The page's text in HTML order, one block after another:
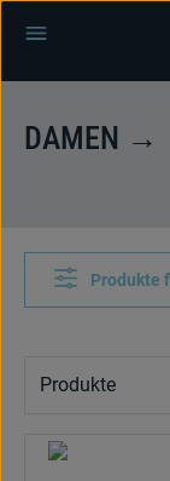
Zum Hauptinhalt
DAMEN →
Produkte